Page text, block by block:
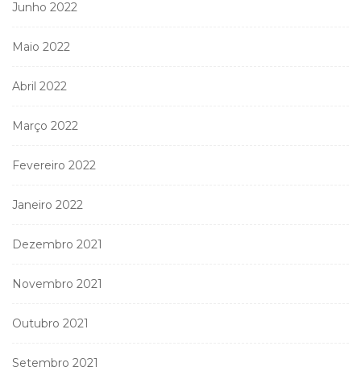
Junho 2022
Maio 2022
Abril 2022
Março 2022
Fevereiro 2022
Janeiro 2022
Dezembro 2021
Novembro 2021
Outubro 2021
Setembro 2021